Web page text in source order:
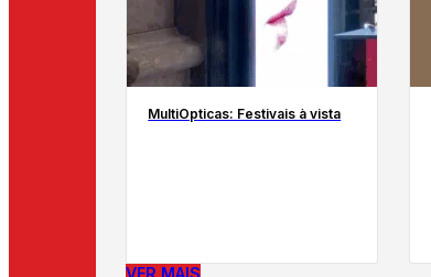
MultiOpticas: Festivais à vista
VER MAIS